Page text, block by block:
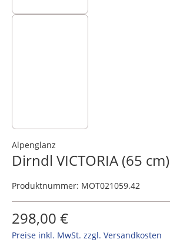
Alpenglanz
Dirndl VICTORIA (65 cm)
Produktnummer: MOT021059.42
298,00 €
Preise inkl. MwSt. zzgl. Versandkosten